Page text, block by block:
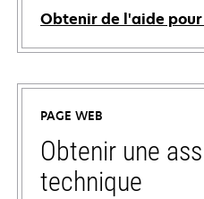
Obtenir de l'aide
PAGE WEB
Obtenir une
technique